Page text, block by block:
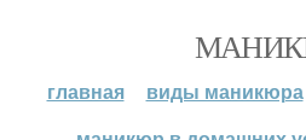
главная виды маникюра